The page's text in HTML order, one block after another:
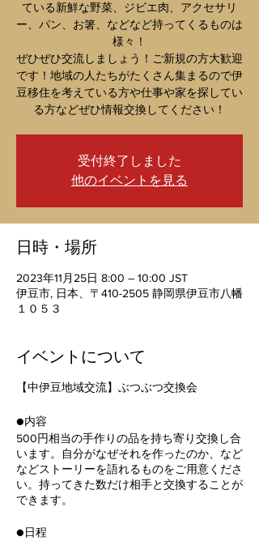
ている新鮮な野菜、ジビエ肉、アクセサリ
ー、パン、お箸、などなど持ってくるものは
様々！
ぜひぜひ交流しましょう！ご新規の方大歓迎
です！地域の人たちがたくさん集まるので伊
豆移住を考えている方や仕事や家を探してい
る方などぜひ情報交換してください！
受付終了しました
他のイベントを見る
日時・場所
2023年11月25日 8:00 – 10:00 JST
伊豆市, 日本、〒410-2505 静岡県伊豆市八幡
１０５３
イベントについて
【中伊豆地域交流】ぶつぶつ交換会
●内容
500円相当の手作りの品を持ち寄り交換し合
います。自分がなぜそれを作ったのか、など
などストーリーを語れるものをご用意くださ
い。持ってきた数だけ相手と交換することが
できます。
●日程